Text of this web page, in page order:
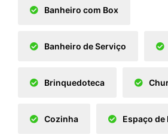
Banheiro com Box
Banheiro de Serviço
Brinquedoteca
Cozinha Espaço de